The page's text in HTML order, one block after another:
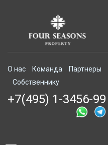
О нас Команда Партнеры
Собственнику
+7(495) 1-3456-99